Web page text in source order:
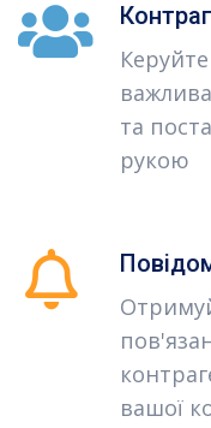
та
рукою
вашої